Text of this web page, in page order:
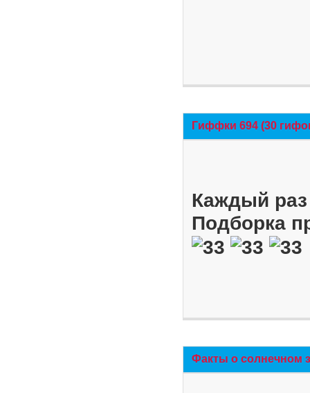
Гиффки 694 (30
Каждый
Подборка
Факты о солнечном